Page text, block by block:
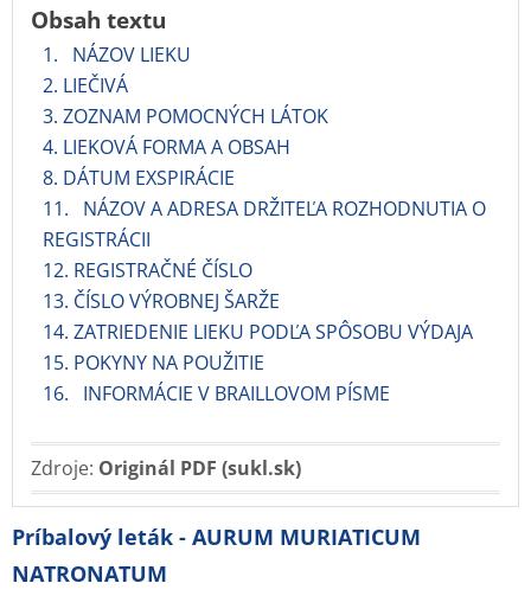
Obsah textu
1. NÁZOV LIEKU
2. LIEČIVÁ
3. ZOZNAM POMOCNÝCH LÁTOK
4. LIEKOVÁ FORMA A OBSAH
8. DÁTUM EXSPIRÁCIE
11. NÁZOV A ADRESA DRŽITEĽA ROZHODNUTIA O
REGISTRÁCII
12. REGISTRAČNÉ ČÍSLO
13. ČÍSLO VÝROBNEJ ŠARŽE
14. ZATRIEDENIE LIEKU PODĽA SPÔSOBU VÝDAJA
15. POKYNY NA POUŽITIE
16. INFORMÁCIE V BRAILLOVOM PÍSME
Zdroje: Originál PDF (sukl.sk)
Príbalový leták - AURUM MURIATICUM
NATRONATUM